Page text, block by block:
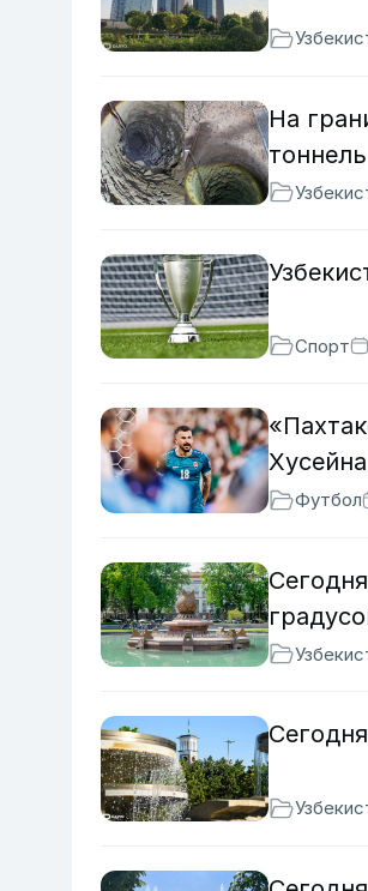
На
тоннель
Спорт
Футбол